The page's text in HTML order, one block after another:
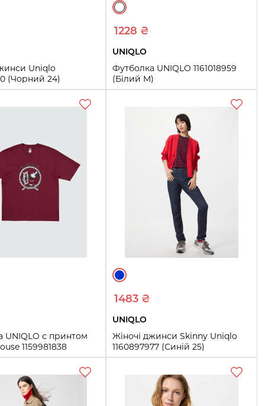
Uniqlo
(Чорний 24)
Купить
1228 ₴
UNIQLO
Футболка UNIQLO 1161018959
(Білий M)
Купить
UNIQLO с принтом
1159981838
S)
Купить
1483 ₴
UNIQLO
Жіночі джинси Skinny Uniqlo
1160897977 (Синій 25)
Купить